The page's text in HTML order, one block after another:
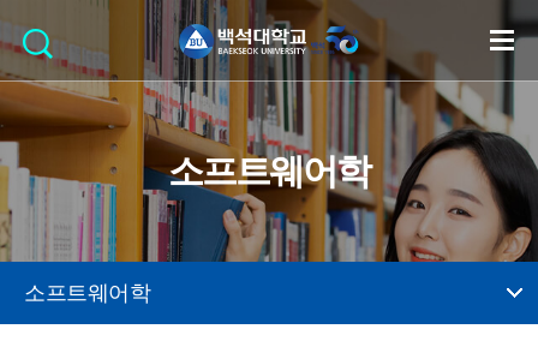
소프트웨어학
소프트웨어학